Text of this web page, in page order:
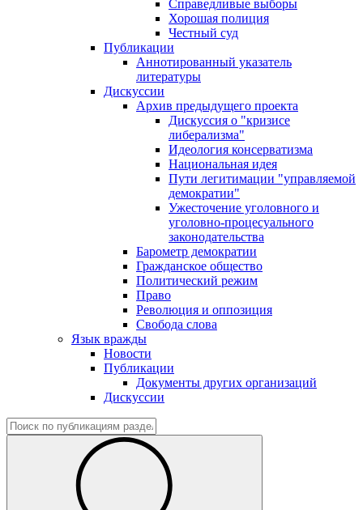
Справедливые выборы
Хорошая полиция
Честный суд
Публикации
Аннотированный указатель
литературы
Дискуссии
Архив предыдущего проекта
Дискуссия о "кризисе
либерализма"
Идеология консерватизма
Национальная идея
Пути легитимации "управляемой
демократии"
Ужесточение уголовного и
уголовно-процесуального
законодательства
Барометр демократии
Гражданское общество
Политический режим
Право
Революция и оппозиция
Свобода слова
Язык вражды
Новости
Публикации
Документы других организаций
Дискуссии